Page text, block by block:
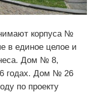
корпуса №
в единое целое и
Дом № 8,
годах. Дом № 26
по проекту